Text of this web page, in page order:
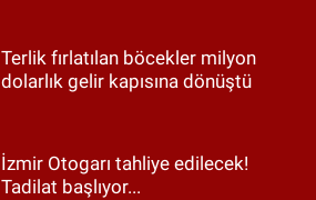
Terlik fırlatılan böcekler milyon
dolarlık gelir kapısına dönüştü
İzmir Otogarı tahliye edilecek!
Tadilat başlıyor...